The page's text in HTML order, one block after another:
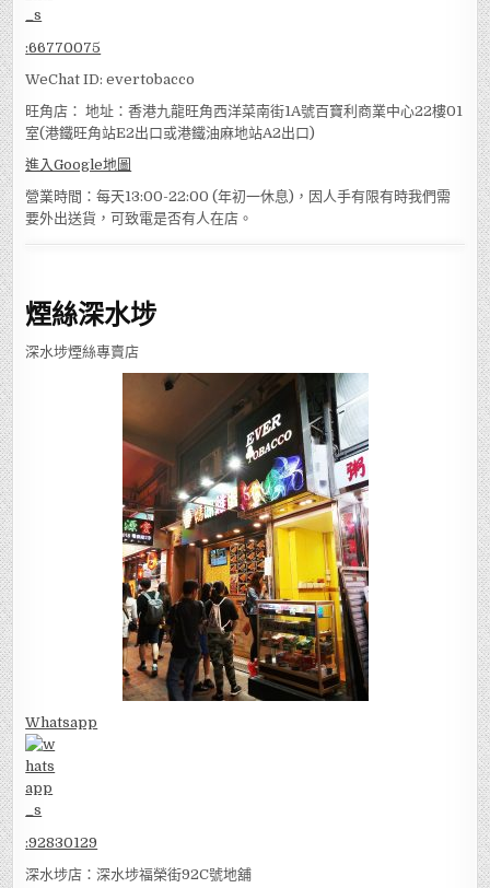
:66770075
WeChat ID: evertobacco
旺角店： 地址：香港九龍旺角西洋菜南街1A號百寶利商業中心22樓01
室(港鐵旺角站E2出口或港鐵油麻地站A2出口)
進入Google地圖
營業時間：每天13:00-22:00 (年初一休息)，因人手有限有時我們需
要外出送貨，可致電是否有人在店。
煙絲深水埗
深水埗煙絲專賣店
Whatsapp
:92830129
深水埗店：深水埗福榮街92C號地舖